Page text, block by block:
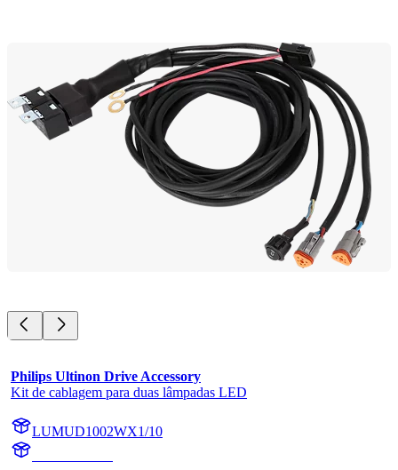
Philips Ultinon Drive Accessory
Kit de cablagem para duas lâmpadas LED
LUMUD1002WX1/10